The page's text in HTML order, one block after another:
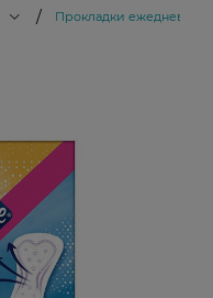
/ Прокладки ежедневные